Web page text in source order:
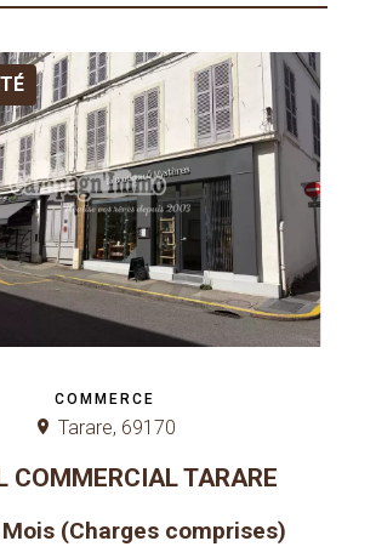
COMMERCE
Tarare, 69170
COMMERCIAL TARARE
(Charges comprises)